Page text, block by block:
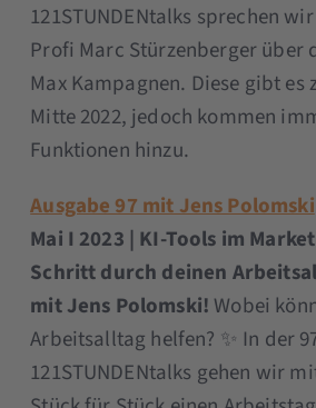
121STUNDENtalks sprechen
Profi Marc Stürzenberger über
Max Kampagnen. Diese gibt
Mitte 2022, jedoch kommen
Funktionen hinzu.
Ausgabe 97 mit Jens Polomski
Mai I 2023 | KI-Tools im
Schritt durch deinen
mit Jens Polomski!Wobei
Arbeitsalltag helfen? ✨ In der
121STUNDENtalks gehen wir